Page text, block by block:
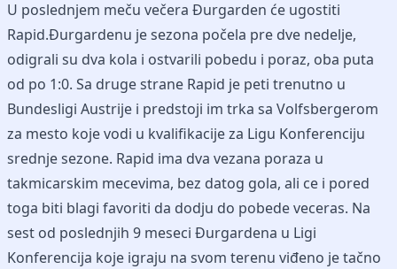
U poslednjem meču večera Đurgarden će ugostiti
Rapid.Đurgardenu je sezona počela pre dve nedelje,
odigrali su dva kola i ostvarili pobedu i poraz, oba puta
od po 1:0. Sa druge strane Rapid je peti trenutno u
Bundesligi Austrije i predstoji im trka sa Volfsbergerom
za mesto koje vodi u kvalifikacije za Ligu Konferenciju
srednje sezone. Rapid ima dva vezana poraza u
takmicarskim mecevima, bez datog gola, ali ce i pored
toga biti blagi favoriti da dodju do pobede veceras. Na
sest od poslednjih 9 meseci Đurgardena u Ligi
Konferencija koje igraju na svom terenu viđeno je tačno